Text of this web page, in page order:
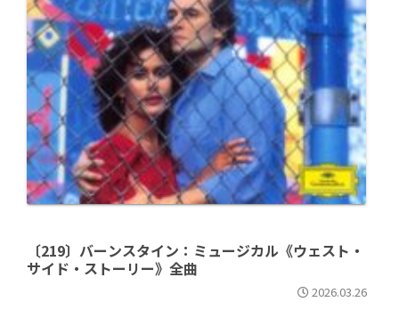
〔219〕バーンスタイン：ミュージカル《ウェスト・
サイド・ストーリー》全曲
2026.03.26